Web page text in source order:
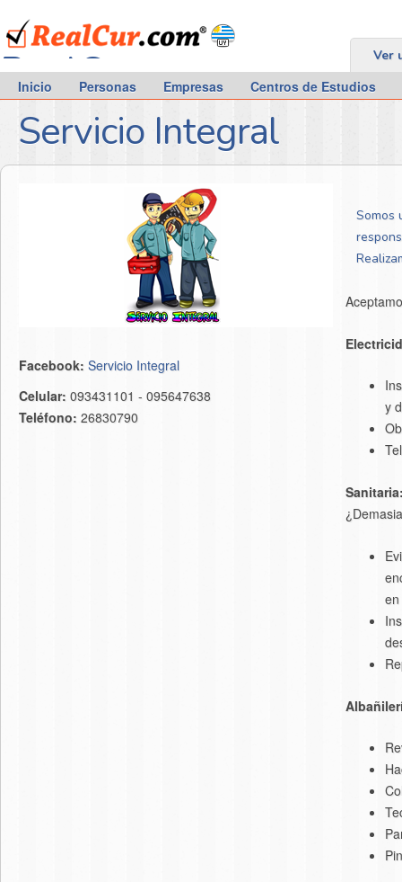
RealCur.com Ver
Inicio Personas Empresas Centros de Estudios
Servicio Integral
Facebook: Servicio Integral
Celular: 093431101 - 095647638
Teléfono: 26830790
Somos
y